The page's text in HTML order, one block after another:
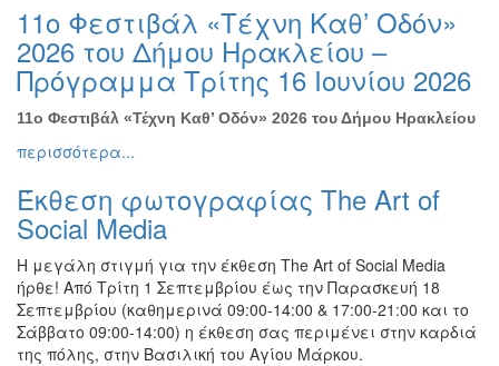
ΗΜΕΡΟΛΟΓΙΟ
ΕΚΔΗΛΩΣΕΩΝ
Χριστούγεννα
-
Πρωτοχρονιά
Ζωγραφική
Φωτογραφία
Τραγούδι
Μουσική
Κινηματογράφος
11ο Φεστιβάλ «Τέχνη Καθ’ Οδόν»
2026 του Δήμου Ηρακλείου –
Πρόγραμμα Τρίτης 16 Ιουνίου 2026
11ο Φεστιβάλ «Τέχνη Καθ’ Οδόν» 2026 του Δήμου Ηρακλείου
περισσότερα...
Έκθεση φωτογραφίας The Art of
Social Media
Η μεγάλη στιγμή για την έκθεση The Art of Social Media
ήρθε! Από Τρίτη 1 Σεπτεμβρίου έως την Παρασκευή 18
Σεπτεμβρίου (καθημερινά 09:00-14:00 & 17:00-21:00 και το
Σάββατο 09:00-14:00) η έκθεση σας περιμένει στην καρδιά
της πόλης, στην Βασιλική του Αγίου Μάρκου.